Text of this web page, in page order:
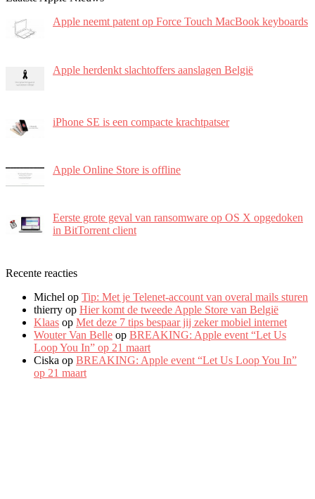
Apple neemt patent op Force Touch MacBook keyboards
Apple herdenkt slachtoffers aanslagen België
iPhone SE is een compacte krachtpatser
Apple Online Store is offline
Eerste grote geval van ransomware op OS X opgedoken
in BitTorrent client
Recente reacties
Michel op Tip: Met je Telenet-account van overal mails sturen
thierry op Hier komt de tweede Apple Store van België
Klaas op Met deze 7 tips bespaar jij zeker mobiel internet
Wouter Van Belle op BREAKING: Apple event “Let Us
Loop You In” op 21 maart
Ciska op BREAKING: Apple event “Let Us Loop You In”
op 21 maart